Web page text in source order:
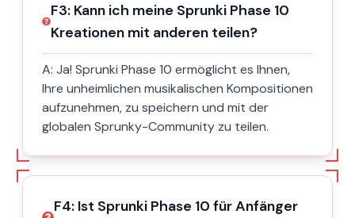
F3: Kann ich meine Sprunki Phase 10
Kreationen mit anderen teilen?
A: Ja! Sprunki Phase 10 ermöglicht es Ihnen,
Ihre unheimlichen musikalischen Kompositionen
aufzunehmen, zu speichern und mit der
globalen Sprunky-Community zu teilen.
F4: Ist Sprunki Phase 10 für Anfänger